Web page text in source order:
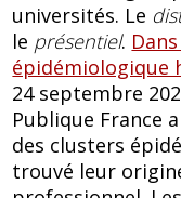
universités. Le
le présentiel.
épidémiologique
24 septembre
Publique France
des clusters
trouvé leur